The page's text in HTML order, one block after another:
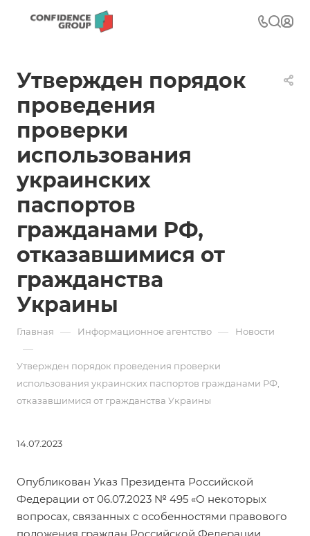
Утвержден порядок
проведения
проверки
использования
украинских
паспортов
гражданами РФ,
отказавшимися от
гражданства
Украины
Главная — Информационное агентство — Новости
—
Утвержден порядок проведения проверки
использования украинских паспортов гражданами РФ,
отказавшимися от гражданства Украины
14.07.2023
Опубликован Указ Президента Российской
Федерации от 06.07.2023 № 495 «О некоторых
вопросах, связанных с особенностями правового